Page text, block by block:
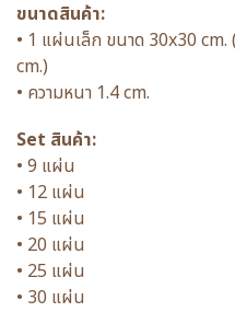
ขนาดสินค้า:
• 1 แผ่นเล็ก ขนาด 30x30
cm.)
• ความหนา 1.4 cm.
Set สินค้า:
• 9 แผ่น
• 12 แผ่น
• 15 แผ่น
• 20 แผ่น
• 25 แผ่น
• 30 แผ่น